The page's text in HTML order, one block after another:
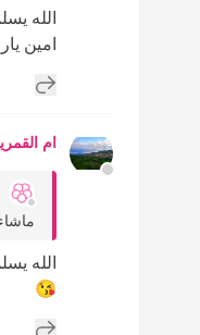
الله
امين
إضافة
ام
الله
😘
إضافة